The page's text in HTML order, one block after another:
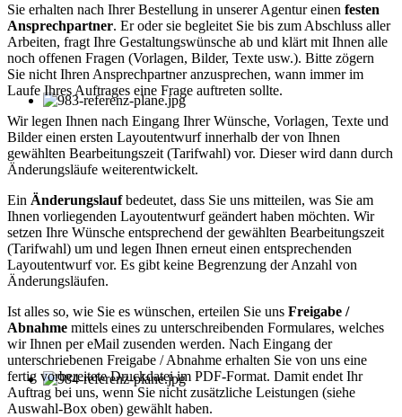
Sie erhalten nach Ihrer Bestellung in unserer Agentur einen festen
Ansprechpartner. Er oder sie begleitet Sie bis zum Abschluss aller
Arbeiten, fragt Ihre Gestaltungswünsche ab und klärt mit Ihnen alle
noch offenen Fragen (Vorlagen, Bilder, Texte usw.). Bitte zögern
Sie nicht Ihren Ansprechpartner anzusprechen, wann immer im
Laufe Ihres Auftrages eine Frage auftreten sollte.
Wir legen Ihnen nach Eingang Ihrer Wünsche, Vorlagen, Texte und
Bilder einen ersten Layoutentwurf innerhalb der von Ihnen
gewählten Bearbeitungszeit (Tarifwahl) vor. Dieser wird dann durch
Änderungsläufe weiterentwickelt.
Ein Änderungslaufbedeutet, dass Sie uns mitteilen, was Sie am
Ihnen vorliegenden Layoutentwurf geändert haben möchten. Wir
setzen Ihre Wünsche entsprechend der gewählten Bearbeitungszeit
(Tarifwahl) um und legen Ihnen erneut einen entsprechenden
Layoutentwurf vor. Es gibt keine Begrenzung der Anzahl von
Änderungsläufen.
Ist alles so, wie Sie es wünschen, erteilen Sie uns Freigabe /
Abnahme mittels eines zu unterschreibenden Formulares, welches
wir Ihnen per eMail zusenden werden. Nach Eingang der
unterschriebenen Freigabe / Abnahme erhalten Sie von uns eine
fertig vorbereitete Druckdatei im PDF-Format. Damit endet Ihr
Auftrag bei uns, wenn Sie nicht zusätzliche Leistungen (siehe
Auswahl-Box oben) gewählt haben.